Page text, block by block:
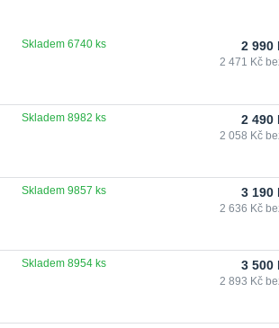
2 990
2 471 Kč
Skladem 6740 ks
2 490
2 058 Kč
Skladem 8982 ks
3 190
2 636 Kč
Skladem 9857 ks
3 500
2 893 Kč
Skladem 8954 ks